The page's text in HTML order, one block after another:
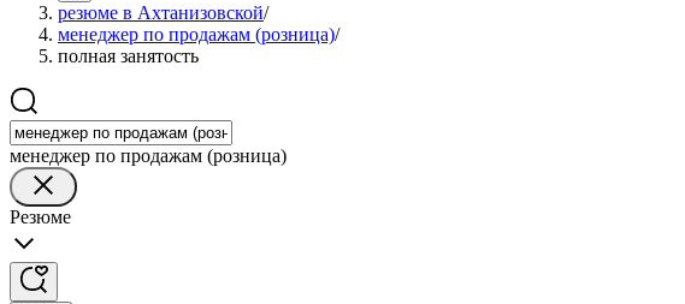
резюме в Ахтанизовской/
менеджер по продажам (розница)/
полная занятость
менеджер по продажам (розница)
Резюме